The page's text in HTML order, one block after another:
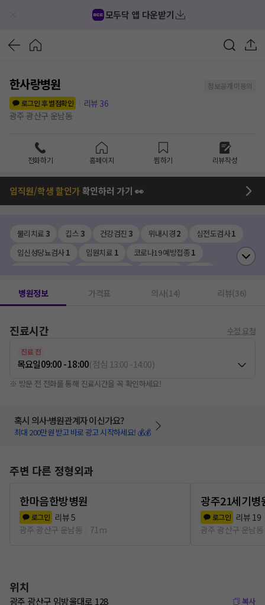
모두닥 앱 다운받기
한사랑병원
정보공개 미동의
로그인 후 별점확인
리뷰 36
광주 광산구 운남동
전화하기 홈페이지 찜하기 리뷰작성
임직원/학생 할인가확인하러 가기 👀
물리치료3 깁스3 건강검진 3 위내시경2 심전도검사1
임신성당뇨검사1 입원치료 1 코로나19 예방접종1
병원정보 가격표 의사(14) 리뷰(36)
진료시간 수정 요청
진료 전
목요일09:00 - 18:00(점심 13:00-14:00)
※ 방문 전 전화를 통해 진료시간을 꼭 확인하세요!
혹시 의사·병원관계자 이신가요?
최대 200만원 받고 바로 광고 시작하세요! 💰💰
주변 다른 정형외과
한마음한방병원
로그인 리뷰5
광주 광산구 운남동
71m
광주21세기병
로그인 리뷰 19
광주 광산구 운남동
위치
광주 광산구 임방울대로 128 복사